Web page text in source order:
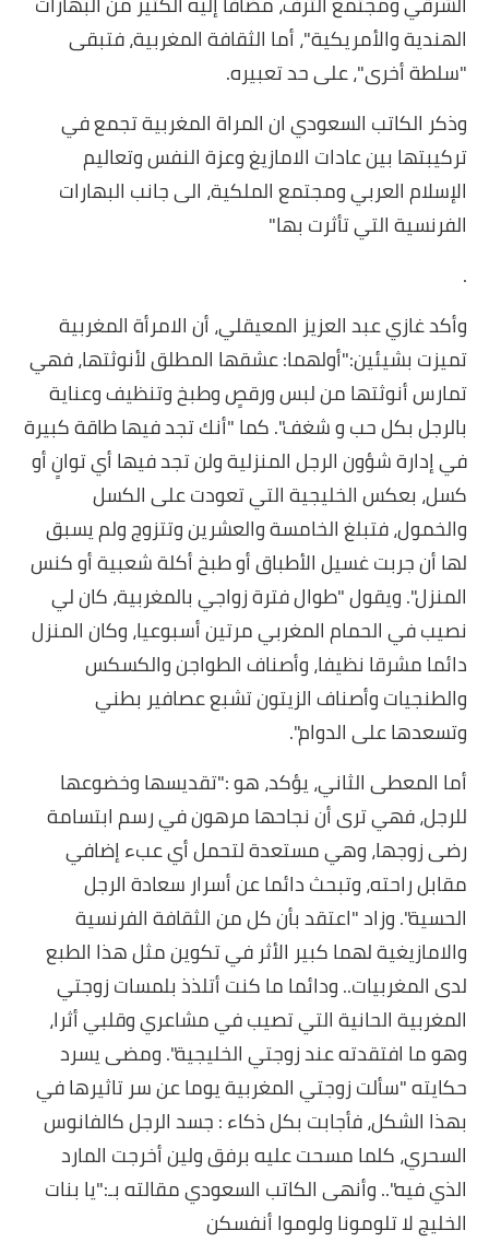
الهندية والأمريكية"، أما الثقافة المغربية، فتبقى
"سلطة أخرى"، على حد تعبيره.
وذكر الكاتب السعودي ان المراة المغربية تجمع في
تركيبتها بين عادات الامازيغ وعزة النفس وتعاليم
الإسلام العربي ومجتمع الملكية، الى جانب البهارات
الفرنسية التي تأثرت بها"
.
وأكد غازي عبد العزيز المعيقلي، أن الامرأة المغربية
تميزت بشيئين:"أولهما: عشقها المطلق لأنوثتها، فهي
تمارس أنوثتها من لبس ورقصٍ وطبخ وتنظيف وعناية
بالرجل بكل حب و شغف". كما "أنك تجد فيها طاقة كبيرة
في إدارة شؤون الرجل المنزلية ولن تجد فيها أي توانٍ أو
كسل، بعكس الخليجية التي تعودت على الكسل
والخمول، فتبلغ الخامسة والعشرين وتتزوج ولم يسبق
لها أن جربت غسيل الأطباق أو طبخ أكلة شعبية أو كنس
المنزل". ويقول "طوال فترة زواجي بالمغربية، كان لي
نصيب في الحمام المغربي مرتين أسبوعيا، وكان المنزل
دائما مشرقا نظيفا، وأصناف الطواجن والكسكس
والطنجيات وأصناف الزيتون تشبع عصافير بطني
وتسعدها على الدوام".
أما المعطى الثاني، يؤكد، هو :"تقديسها وخضوعها
للرجل، فهي ترى أن نجاحها مرهون في رسم ابتسامة
رضى زوجها، وهي مستعدة لتحمل أي عبء إضافي
مقابل راحته، وتبحث دائما عن أسرار سعادة الرجل
الحسية". وزاد "اعتقد بأن كل من الثقافة الفرنسية
والامازيغية لهما كبير الأثر في تكوين مثل هذا الطبع
لدى المغربيات.. ودائما ما كنت أتلذذ بلمسات زوجتي
المغربية الحانية التي تصيب في مشاعري وقلبي أثرا،
وهو ما افتقدته عند زوجتي الخليجية". ومضى يسرد
حكايته "سألت زوجتي المغربية يوما عن سر تاثيرها في
بهذا الشكل، فأجابت بكل ذكاء : جسد الرجل كالفانوس
السحري، كلما مسحت عليه برفق ولين أخرجت المارد
الذي فيه".. وأنهى الكاتب السعودي مقالته بـ:"يا بنات
الخليج لا تلومونا ولوموا أنفسكن